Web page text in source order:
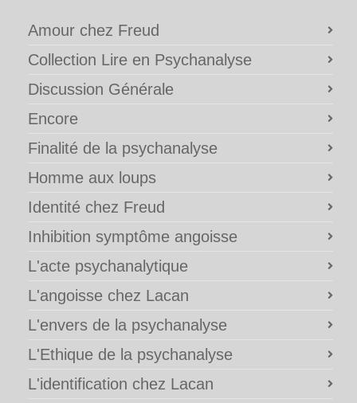
Amour chez Freud
Collection Lire en Psychanalyse
Discussion Générale
Encore
Finalité de la psychanalyse
Homme aux loups
Identité chez Freud
Inhibition symptôme angoisse
L'acte psychanalytique
L'angoisse chez Lacan
L'envers de la psychanalyse
L'Ethique de la psychanalyse
L'identification chez Lacan